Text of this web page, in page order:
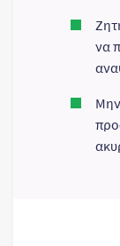
να